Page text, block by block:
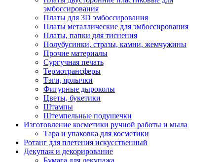
эмбоссирования
Платы для 3D эмбоссирования
Платы металлические для эмбоссирования
Платы, папки для тиснения
Полубусинки, стразы, камни, жемчужины
Прочие материалы
Сургучная печать
Термотрансферы
Тэги, ярлычки
Фигурные дыроколы
Цветы, букетики
Штампы
Штемпельные подушечки
Изготовление косметики ручной работы и мыла
Тара и упаковка для косметики
Ротанг для плетения искусственный
Декупаж и декорирование
Бумага для декупажа